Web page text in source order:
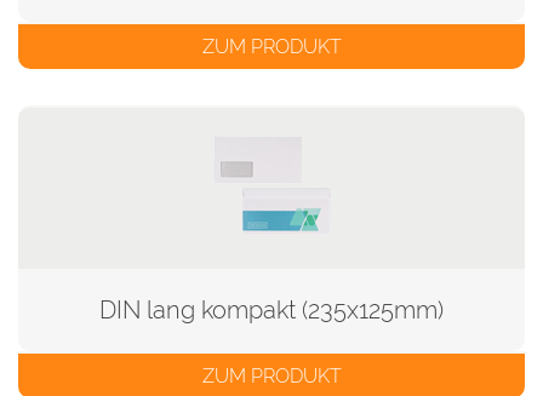
ZUM PRODUKT
DIN lang kompakt (235x125mm)
ZUM PRODUKT